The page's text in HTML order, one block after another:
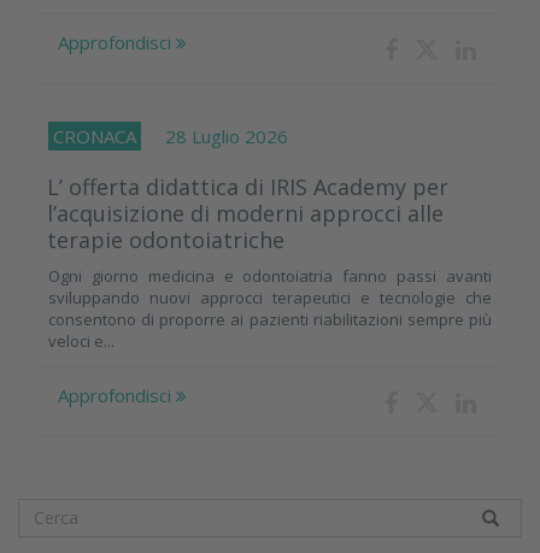
Approfondisci
CRONACA 28 Luglio 2026
L’ offerta didattica di IRIS Academy per
l’acquisizione di moderni approcci alle
terapie odontoiatriche
Ogni giorno medicina e odontoiatria fanno passi avanti
sviluppando nuovi approcci terapeutici e tecnologie che
consentono di proporre ai pazienti riabilitazioni sempre più
veloci e...
Approfondisci